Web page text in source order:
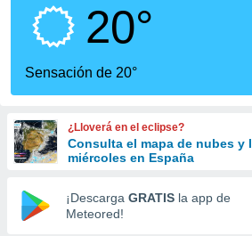
que se
calidad.
a este
las
y
forma
digital
basada
20°
Sensación de 20°
¿Lloverá en el eclipse?
Consulta el mapa de nubes y
miércoles en España
¡Descarga GRATIS la app de
Meteored!